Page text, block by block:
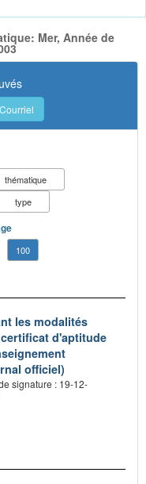
Mer, Année de
Courriel
thématique
type
100
les modalités
d'aptitude
officiel)
signature : 19-12-